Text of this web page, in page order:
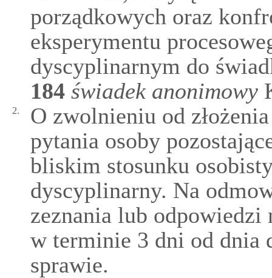
porządkowych oraz
eksperymentu
dyscyplinarnym do
184 świadek anonimowy
2.
O zwolnieniu od
pytania osoby
bliskim stosunku
dyscyplinarny. Na
zeznania lub odpowiedzi
w terminie 3 dni od dnia
sprawie.